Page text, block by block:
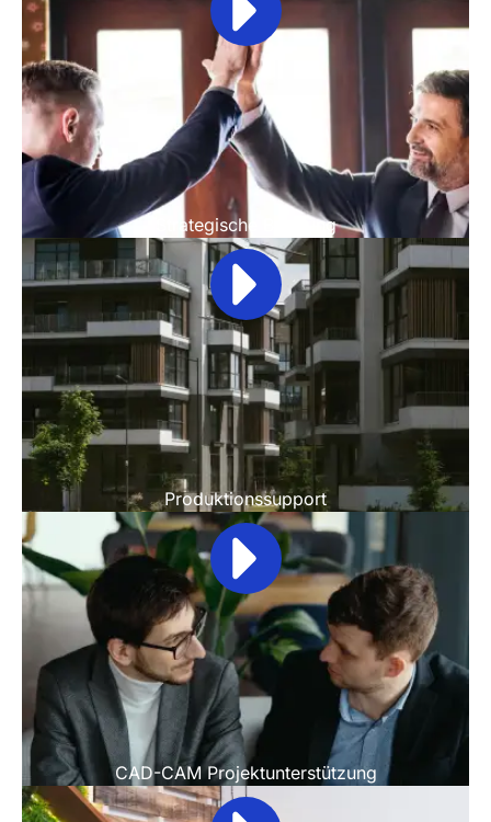
Strategische Beratung
Produktionssupport
CAD-CAM Projektunterstützung